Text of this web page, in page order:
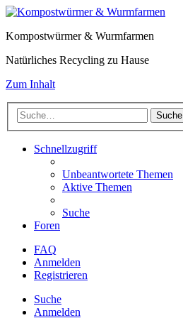
Kompostwürmer & Wurmfarmen
Natürliches Recycling zu Hause
Zum Inhalt
Suche
Schnellzugriff
Unbeantwortete Themen
Aktive Themen
Suche
Foren
FAQ
Anmelden
Registrieren
Suche
Anmelden